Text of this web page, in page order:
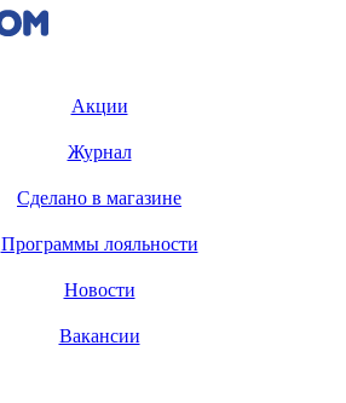
Акции
Журнал
Сделано в магазине
Программы лояльности
Новости
Вакансии